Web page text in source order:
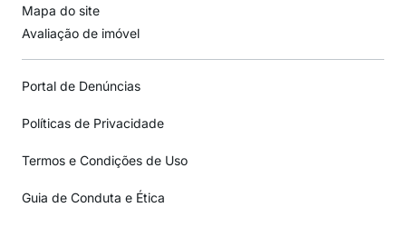
Mapa do site
Avaliação de imóvel
Portal de Denúncias
Políticas de Privacidade
Termos e Condições de Uso
Guia de Conduta e Ética